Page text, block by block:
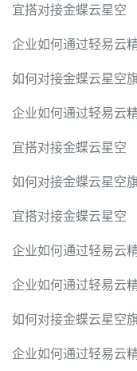
宜搭对接金蝶云星空
企业如何通过轻易云
如何对接金蝶云星空
企业如何通过轻易云
宜搭对接金蝶云星空
如何对接金蝶云星空
宜搭对接金蝶云星空
企业如何通过轻易云
企业如何通过轻易云
如何对接金蝶云星空
企业如何通过轻易云